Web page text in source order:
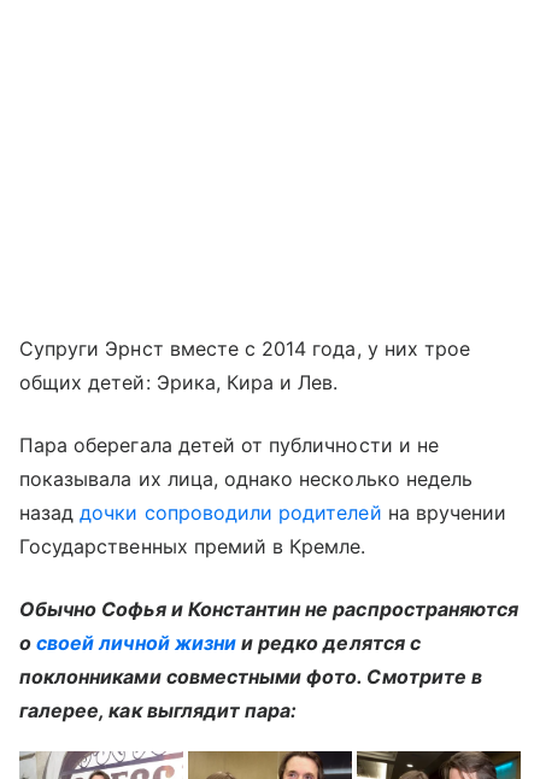
Супруги Эрнст вместе с 2014 года, у них трое
общих детей: Эрика, Кира и Лев.
Пара оберегала детей от публичности и не
показывала их лица, однако несколько недель
назаддочки сопроводили родителей на вручении
Государственных премий в Кремле.
Обычно Софья и Константин не распространяются
освоей личной жизнии редко делятся с
поклонниками совместными фото. Смотрите в
галерее, как выглядит пара: